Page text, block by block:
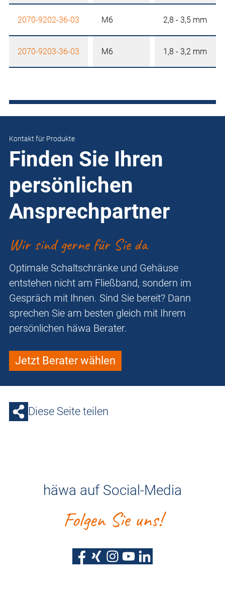
2070-9202-36-03 M6 2,8 - 3,5 mm
2070-9203-36-03 M6 1,8 - 3,2 mm
Kontakt für Produkte
Finden Sie Ihren
persönlichen
Ansprechpartner
Wir sind gerne für Sie da
Optimale Schaltschränke und Gehäuse
entstehen nicht am Fließband, sondern im
Gespräch mit Ihnen. Sind Sie bereit? Dann
sprechen Sie am besten gleich mit Ihrem
persönlichen häwa Berater.
Jetzt Berater wählen
Diese Seite teilen
häwa auf Social-Media
Folgen Sie uns!